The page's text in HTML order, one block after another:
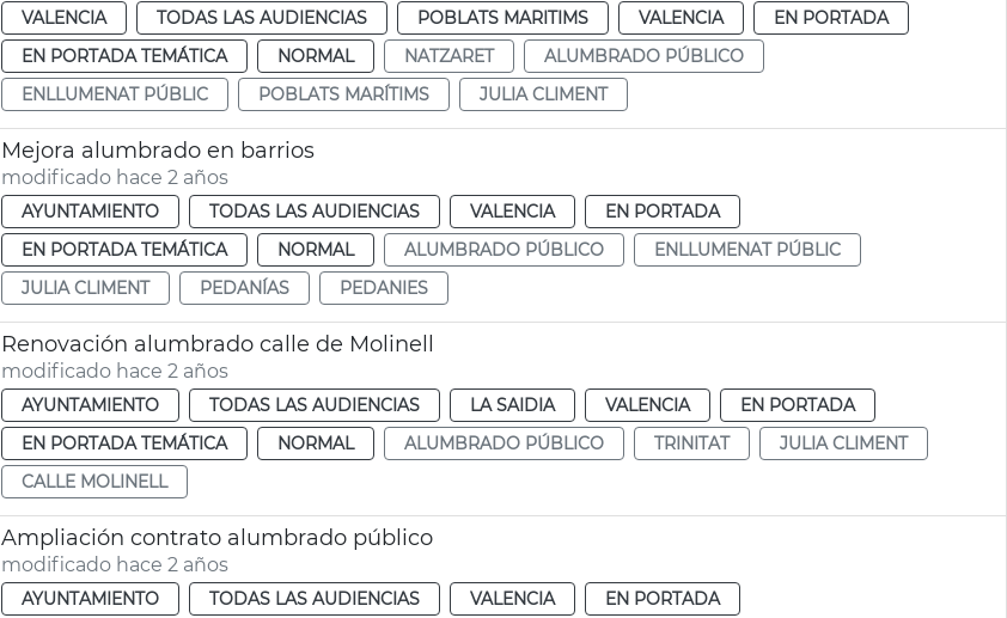
VALENCIA TODAS LAS AUDIENCIAS POBLATS MARITIMS VALENCIA
EN PORTADA
EN PORTADA TEMÁTICA
NORMAL NATZARET
ALUMBRADO PÚBLICO
ENLLUMENAT PÚBLIC
POBLATS MARÍTIMS JULIA CLIMENT
Mejora alumbrado en barrios
modificado hace 2 años
AYUNTAMIENTO TODAS LAS AUDIENCIAS VALENCIA
EN PORTADA
EN PORTADA TEMÁTICA
NORMAL ALUMBRADO PÚBLICO
ENLLUMENAT PÚBLIC
JULIA CLIMENT
PEDANÍAS PEDANIES
Renovación alumbrado calle de Molinell
modificado hace 2 años
AYUNTAMIENTO TODAS LAS AUDIENCIAS LA SAIDIA VALENCIA
EN PORTADA
EN PORTADA TEMÁTICA
NORMAL ALUMBRADO PÚBLICO TRINITAT
JULIA CLIMENT
CALLE MOLINELL
Ampliación contrato alumbrado público
modificado hace 2 años
AYUNTAMIENTO TODAS LAS AUDIENCIAS VALENCIA
EN PORTADA